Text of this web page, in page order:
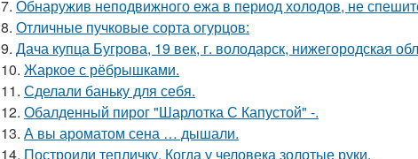
7. Обнаружив неподвижного ежа в период холодов, не
8. Отличные пучковые сорта огурцов:
9. Дача купца Бугрова, 19 век, г. володарск, нижегородская
10. Жаркое с рёбрышками.
11. Сделали баньку для себя.
12. Обалденный пирог "Шарлотка С Капустой" -.
13. А вы ароматом сена … дышали.
14. Построили тепличку. Когда у человека золотые руки.